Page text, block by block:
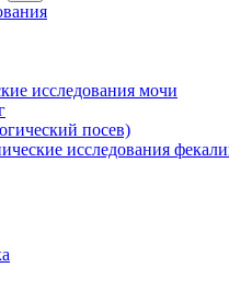
исследования мочи
посев)
исследования